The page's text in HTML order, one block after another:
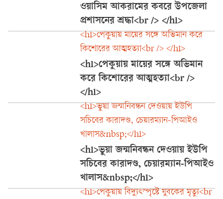
ওয়াসিম আকরামের কবরে উপজেলা
প্রশাসনের শ্রদ্ধা<br /> </h1>
<h1>পেকুয়ায় মায়ের সঙ্গে অভিমান করে
কিশোরের আত্মহত্যা<br /> </h1>
<h1>পেকুয়ায় মায়ের সঙ্গে অভিমান
করে কিশোরের আত্মহত্যা<br />
</h1>
<h1>ভুয়া জন্মনিবন্ধন দেওয়ায় ইউপি
সচিবের কারাদণ্ড, চেয়ারম্যান-পিআইও
খালাস&nbsp;</h1>
<h1>ভুয়া জন্মনিবন্ধন দেওয়ায় ইউপি
সচিবের কারাদণ্ড, চেয়ারম্যান-পিআইও
খালাস&nbsp;</h1>
<h1>পেকুয়ায় বিদ্যুৎস্পৃষ্টে যুবকের মৃত্যু<br